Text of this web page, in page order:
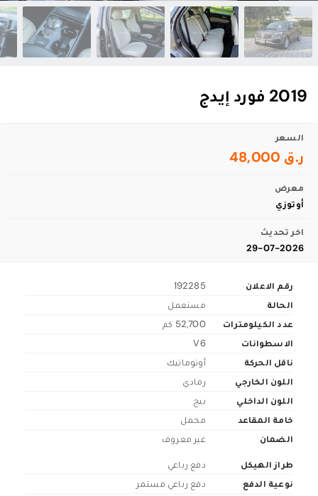
2019 فورد إيدج
السعر
ر.ق 48,000
معرض
أوتوزي
اخر تحديث
29-07-2026
رقم الاعلان
192285
الحالة
مستعمل
عدد الكيلومترات
52,700 كم
الاسطوانات
V6
ناقل الحركة
أوتوماتيك
اللون الخارجي
رمادي
اللون الداخلي
بيج
خامة المقاعد
مخمل
الضمان
غير معروف
طراز الهيكل
دفع رباعي
نوعية الدفع
دفع رباعي مستمر